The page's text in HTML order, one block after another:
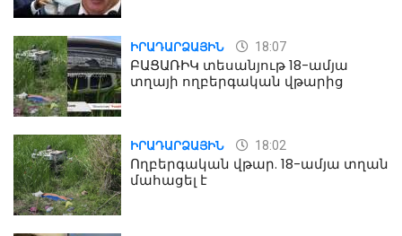
ԻՐԱԴԱՐՁԱՅԻՆ 18:07
ԲԱՑԱՌԻԿ տեսանյութ 18-ամյա
տղայի ողբերգական վթարից
ԻՐԱԴԱՐՁԱՅԻՆ 18:02
Ողբերգական վթար. 18-ամյա տղան
մահացել է